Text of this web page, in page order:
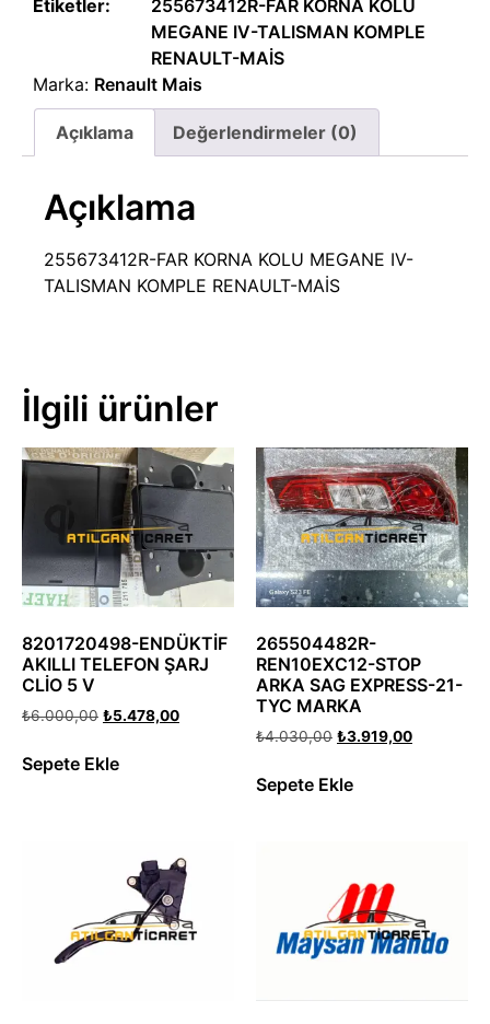
Etiketler:
255673412R-FAR KORNA KOLU
MEGANE IV-TALISMAN KOMPLE
RENAULT-MAİS
Marka: Renault Mais
Açıklama Değerlendirmeler (0)
Açıklama
255673412R-FAR KORNA KOLU MEGANE IV-
TALISMAN KOMPLE RENAULT-MAİS
İlgili ürünler
8201720498-ENDÜKTİF
AKILLI TELEFON ŞARJ
CLİO 5 V
₺6.000,00 ₺5.478,00
Sepete Ekle
265504482R-
REN10EXC12-STOP
ARKA SAG EXPRESS-21-
TYC MARKA
₺4.030,00 ₺3.919,00
Sepete Ekle